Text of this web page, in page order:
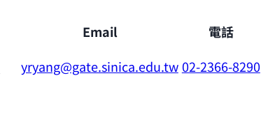
Email
電話
yryang@gate.sinica.edu.tw 02-2366-8290